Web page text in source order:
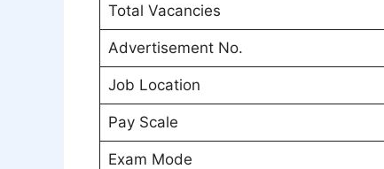
Total Vacancies
Advertisement No.
Job Location
Pay Scale
Exam Mode